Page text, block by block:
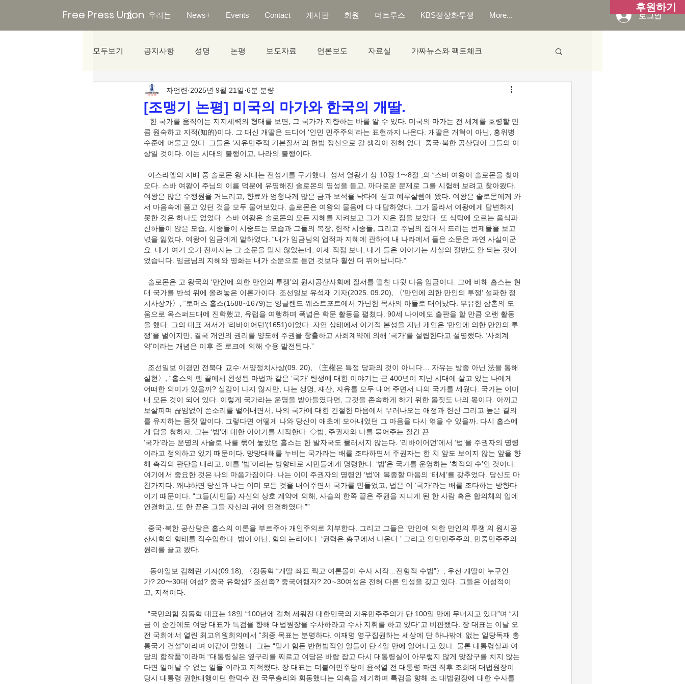
Free Press Union
홈 우리는 News+ Events Contact 게시판 회원 더트루스 KBS정상화투쟁 More... 로그인
후원하기
모두보기 공지사항 성명 논평 보도자료 언론보도 자료실 가짜뉴스와 팩트체크
미디어리포트
[조맹기 논평] 미국의 마가와 한국의 개딸.
자언련 2025년 9월 21일 6분 분량
한 국가를 움직이는 지지세력의 형태를 보면, 그 국가가 지향하는 바를 알 수 있다. 미국의 마가는 전 세계를 호령할 만
큼 원숙하고 지적(知的)이다. 그 대신 개딸은 드디어 ‘인민 민주주의’라는 표현까지 나온다. 개딸은 개혁이 아닌, 홍위병
수준에 머물고 있다. 그들은 ‘자유민주적 기본질서’의 헌법 정신으로 갈 생각이 전혀 없다. 중국·북한 공산당이 그들의 이
상일 것이다. 이는 시대의 불행이고, 나라의 불행이다.
이스라엘의 지배 중 솔로몬 왕 시대는 전성기를 구가했다. 성서 열왕기 상 10장 1〜8절 ,의 “스바 여왕이 솔로몬을 찾아
오다. 스바 여왕이 주님의 이름 덕분에 유명해진 솔로몬의 명성을 듣고, 까다로운 문제로 그를 시험해 보려고 찾아왔다.
여왕은 많은 수행원을 거느리고, 향료와 엄청나게 많은 금과 보석을 낙타에 싣고 예루살렘에 왔다. 여왕은 솔로몬에게 와
서 마음속에 품고 있던 것을 모두 물어보았다. 솔로몬은 여왕의 물음에 다 대답하였다. 그가 몰라서 여왕에게 답변하지
못한 것은 하나도 없었다. 스바 여왕은 솔로몬의 모든 지혜를 지켜보고 그가 지은 집을 보았다. 또 식탁에 오르는 음식과
신하들이 앉은 모습, 시종들이 시중드는 모습과 그들의 복장, 헌작 시종들, 그리고 주님의 집에서 드리는 번제물을 보고
넋을 잃었다. 여왕이 임금에게 말하였다. “내가 임금님의 업적과 지혜에 관하여 내 나라에서 들은 소문은 과연 사실이군
요. 내가 여기 오기 전까지는 그 소문을 믿지 않았는데, 이제 직접 보니, 내가 들은 이야기는 사실의 절반도 안 되는 것이
었습니다. 임금님의 지혜와 영화는 내가 소문으로 듣던 것보다 훨씬 더 뛰어납니다.”
솔로몬은 고 왕국의 ‘만인에 의한 만인의 투쟁’의 원시공산사회에 질서를 떨친 다윗 다음 임금이다. 그에 비해 홉스는 현
대 국가를 반석 위에 올려놓은 이론가이다. 조선일보 유석재 기자(2025. 09.20), 〈‘만인에 의한 만인의 투쟁’ 설파한 정
치사상가〉, “토머스 홉스(1588~1679)는 잉글랜드 웨스트포트에서 가난한 목사의 아들로 태어났다. 부유한 삼촌의 도
움으로 옥스퍼드대에 진학했고, 유럽을 여행하며 폭넓은 학문 활동을 펼쳤다. 90세 나이에도 출판을 할 만큼 오랜 활동
을 했다. 그의 대표 저서가 ‘리바이어던’(1651)이었다. 자연 상태에서 이기적 본성을 지닌 개인은 ‘만인에 의한 만인의 투
쟁’을 벌이지만, 결국 개인의 권리를 양도해 주권을 창출하고 사회계약에 의해 ‘국가’를 설립한다고 설명했다. ‘사회계
약’이라는 개념은 이후 존 로크에 의해 수용 발전된다.”
조선일보 이경민 전북대 교수·서양정치사상(09. 20), 〈主權은 특정 당파의 것이 아니다… 자유는 방종 아닌 法을 통해
실현〉, “홉스의 펜 끝에서 완성된 마법과 같은 ‘국가’ 탄생에 대한 이야기는 근 400년이 지난 시대에 살고 있는 나에게
어떠한 의미가 있을까? 실감이 나지 않지만, 나는 생명, 재산, 자유를 모두 내어 주면서 나의 국가를 세웠다. 국가는 이미
내 모든 것이 되어 있다. 이렇게 국가라는 운명을 받아들였다면, 그것을 존속하게 하기 위한 몸짓도 나의 몫이다. 아끼고
보살피며 끊임없이 쓴소리를 뱉어내면서, 나의 국가에 대한 간절한 마음에서 우러나오는 애정과 헌신 그리고 높은 결의
를 유지하는 몸짓 말이다. 그렇다면 어떻게 나와 당신이 애초에 모아내었던 그 마음을 다시 엮을 수 있을까. 다시 홉스에
게 답을 청하자, 그는 ‘법’에 대한 이야기를 시작한다. ◇법, 주권자와 나를 묶어주는 질긴 끈.
‘국가’라는 운명의 사슬로 나를 묶어 놓았던 홉스는 한 발자국도 물러서지 않는다. ‘리바이어던’에서 ‘법’을 주권자의 명령
이라고 정의하고 있기 때문이다. 망망대해를 누비는 국가라는 배를 조타하면서 주권자는 한 치 앞도 보이지 않는 앞을 향
해 촉각의 판단을 내리고, 이를 ‘법’이라는 방향타로 시민들에게 명령한다. ‘법’은 국가를 운영하는 ‘최적의 수’인 것이다.
여기에서 중요한 것은 나의 마음가짐이다. 나는 이미 주권자의 명령인 ‘법’에 복종할 마음의 ‘태세’를 갖추었다. 당신도 마
찬가지다. 왜냐하면 당신과 나는 이미 모든 것을 내어주면서 국가를 만들었고, 법은 이 ‘국가’라는 배를 조타하는 방향타
이기 때문이다. “그들(시민들) 자신의 상호 계약에 의해, 사슬의 한쪽 끝은 주권을 지니게 된 한 사람 혹은 합의체의 입에
연결하고, 또 한 끝은 그들 자신의 귀에 연결하였다.””
중국·북한 공산당은 홉스의 이론을 부르주아 개인주의로 치부한다. 그리고 그들은 ‘만인에 의한 만인의 투쟁’의 원시공
산사회의 형태를 직수입한다. 법이 아닌, 힘의 논리이다. ‘권력은 총구에서 나온다.’ 그리고 인민민주주의, 민중민주주의
원리를 끌고 왔다.
동아일보 김혜린 기자(09.18), 〈장동혁 “개딸 좌표 찍고 여론몰이 수사 시작…전형적 수법”〉, 우선 개딸이 누구인
가? 20〜30대 여성? 중국 유학생? 조선족? 중국여행자? 20∼30여성은 전혀 다른 인성을 갖고 있다. 그들은 이성적이
고, 지적이다.
“국민의힘 장동혁 대표는 18일 “100년에 걸쳐 세워진 대한민국의 자유민주주의가 단 100일 만에 무너지고 있다”며 “지
금 이 순간에도 여당 대표가 특검을 향해 대법원장을 수사하라고 수사 지휘를 하고 있다”고 비판했다. 장 대표는 이날 오
전 국회에서 열린 최고위원회의에서 “최종 목표는 분명하다. 이재명 영구집권하는 세상에 단 하나밖에 없는 일당독재 총
통국가 건설”이라며 이같이 말했다. 그는 “믿기 힘든 반헌법적인 일들이 단 4일 만에 일어나고 있다. 물론 대통령실과 여
당의 합작품”이라며 “대통령실은 옆구리를 찌르고 여당은 바람 잡고 다시 대통령실이 아무렇지 않게 맞장구를 치지 않는
다면 일어날 수 없는 일들”이라고 지적했다. 장 대표는 더불어민주당이 윤석열 전 대통령 파면 직후 조희대 대법원장이
당시 대통령 권한대행이던 한덕수 전 국무총리와 회동했다는 의혹을 제기하며 특검을 향해 조 대법원장에 대한 수사를